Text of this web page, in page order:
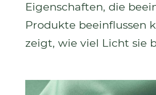
Eigenschaften, die
Produkte beeinflussen
zeigt, wie viel Licht sie